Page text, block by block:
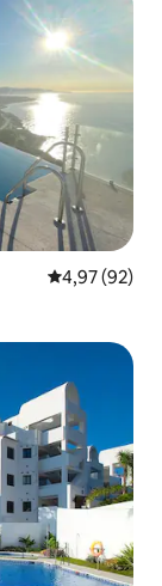
4,97 av 5 i
4,97 (92)